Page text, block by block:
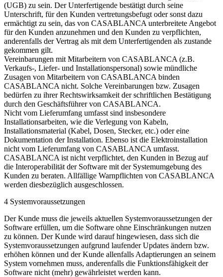
(UGB) zu sein. Der Unterfertigende bestätigt durch seine
Unterschrift, für den Kunden vertretungsbefugt oder sonst dazu
ermächtigt zu sein, das von CASABLANCA unterbreitete Angebot
für den Kunden anzunehmen und den Kunden zu verpflichten,
anderenfalls der Vertrag als mit dem Unterfertigenden als zustande
gekommen gilt.
Vereinbarungen mit Mitarbeitern von CASABLANCA (z.B.
Verkaufs-, Liefer- und Installationspersonal) sowie mündliche
Zusagen von Mitarbeitern von CASABLANCA binden
CASABLANCA nicht. Solche Vereinbarungen bzw. Zusagen
bedürfen zu ihrer Rechtswirksamkeit der schriftlichen Bestätigung
durch den Geschäftsführer von CASABLANCA.
Nicht vom Lieferumfang umfasst sind insbesondere
Installationsarbeiten, wie die Verlegung von Kabeln,
Installationsmaterial (Kabel, Dosen, Stecker, etc.) oder eine
Dokumentation der Installation. Ebenso ist die Elektroinstallation
nicht vom Lieferumfang von CASABLANCA umfasst.
CASABLANCA ist nicht verpflichtet, den Kunden in Bezug auf
die Interoperabilität der Software mit der Systemumgebung des
Kunden zu beraten. Allfällige Warnpflichten von CASABLANCA
werden diesbezüglich ausgeschlossen.
4 Systemvoraussetzungen
Der Kunde muss die jeweils aktuellen Systemvoraussetzungen der
Software erfüllen, um die Software ohne Einschränkungen nutzen
zu können. Der Kunde wird darauf hingewiesen, dass sich die
Systemvoraussetzungen aufgrund laufender Updates ändern bzw.
erhöhen können und der Kunde allenfalls Adaptierungen an seinem
System vornehmen muss, anderenfalls die Funktionsfähigkeit der
Software nicht (mehr) gewährleistet werden kann.